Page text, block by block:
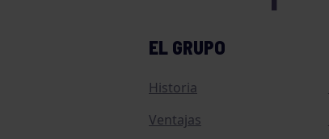
EL GRUPO
Historia
Ventajas